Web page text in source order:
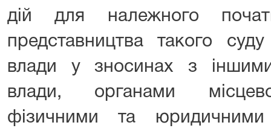
дій для належного
представництва такого
влади у зносинах з
влади, органами
фізичними та